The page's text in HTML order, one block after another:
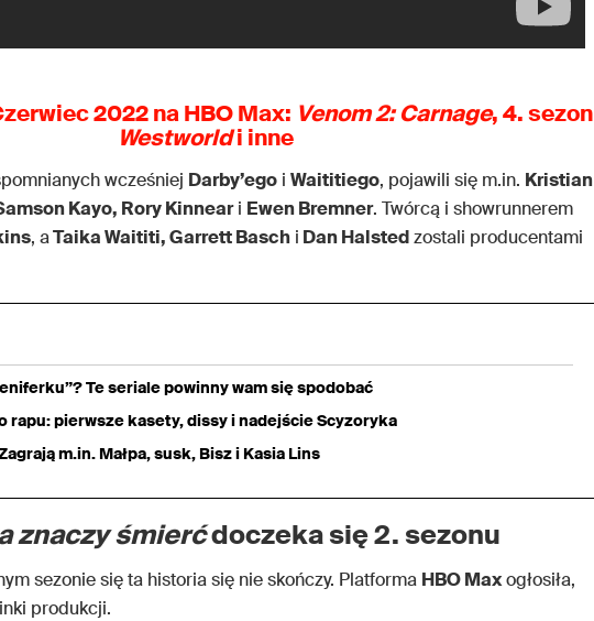
2022 na HBO Max: Venom 2: Carnage, 4. sezon
Westworldi inne
wcześniej Darby’ego i Waititiego, pojawili się m.in. Kristian
Kayo, Rory Kinneari Ewen Bremner. Twórcą i showrunnerem
, aTaika Waititi, Garrett Basch i Dan Halstedzostali producentami
Te seriale powinny wam się spodobać
rapu: pierwsze kasety, dissy i nadejście Scyzoryka
m.in. Małpa, susk, Bisz i Kasia Lins
znaczy śmierćdoczeka się 2. sezonu
sezonie się ta historia się nie skończy. Platforma HBO Maxogłosiła,
produkcji.